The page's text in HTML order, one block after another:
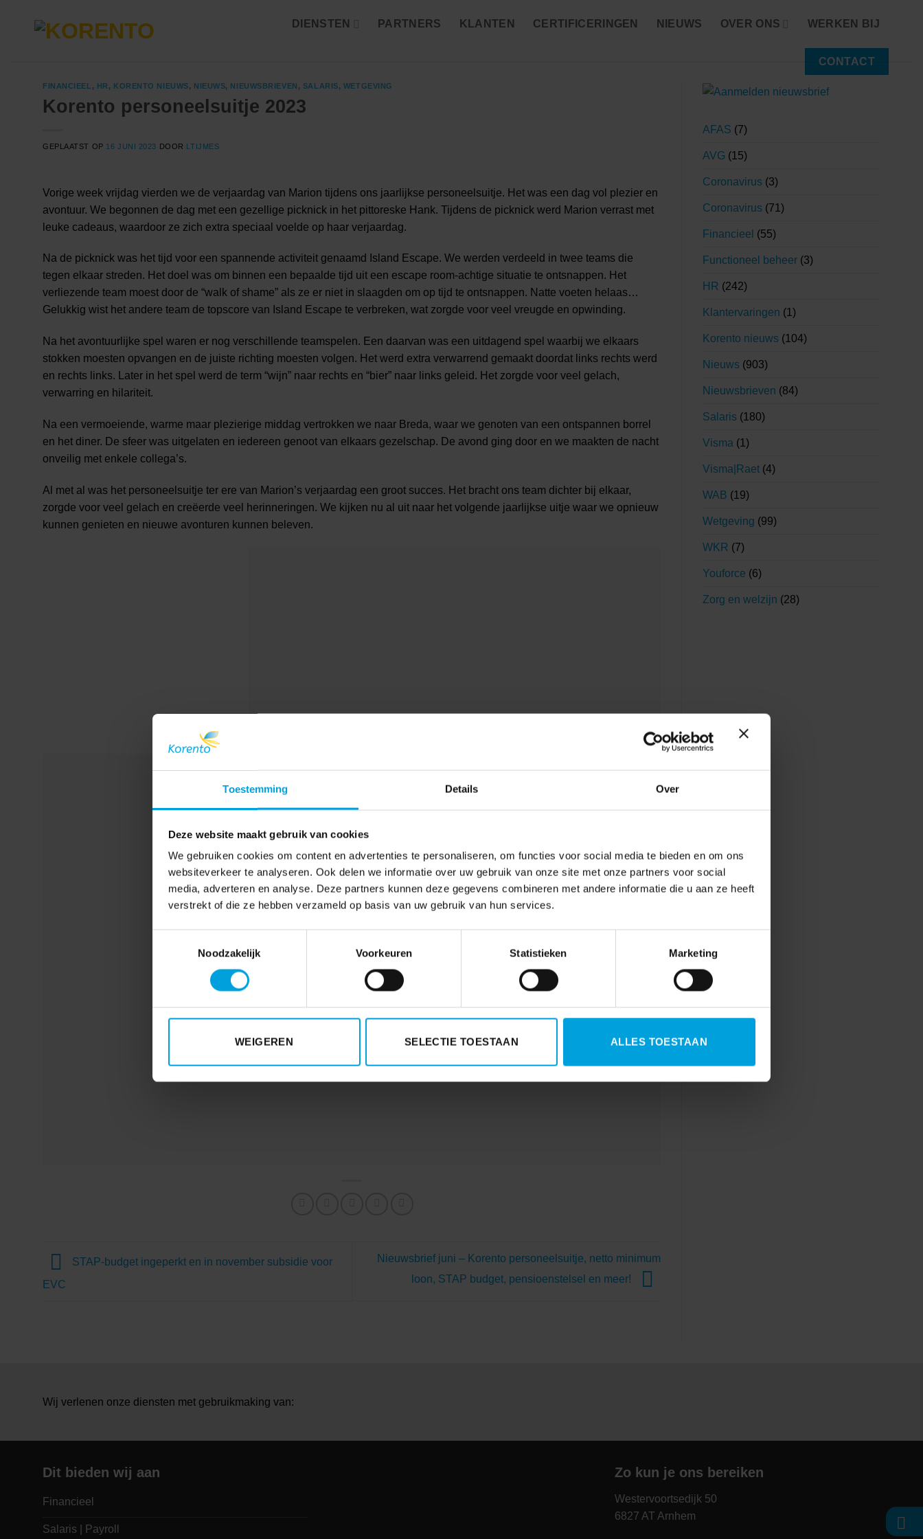
Toestemming Details Over
Deze website maakt gebruik van cookies
We gebruiken cookies om content en advertenties te personaliseren, om functies voor social media te bieden en om ons
websiteverkeer te analyseren. Ook delen we informatie over uw gebruik van onze site met onze partners voor social
media, adverteren en analyse. Deze partners kunnen deze gegevens combineren met andere informatie die u aan ze heeft
verstrekt of die ze hebben verzameld op basis van uw gebruik van hun services.
Noodzakelijk
Voorkeuren Statistieken Marketing
WEIGEREN SELECTIE TOESTAAN ALLES TOESTAAN
DIENSTEN PARTNERS KLANTEN CERTIFICERINGEN NIEUWS OVER ONS WERKEN BIJ
CONTACT
FINANCIEEL , HR , KORENTO NIEUWS, NIEUWS, NIEUWSBRIEVEN , SALARIS, WETGEVING
Korento personeelsuitje 2023
GEPLAATST OP 16 JUNI 2023 DOOR LTIJMES
Vorige week vrijdag vierden we de verjaardag van Marion tijdens ons jaarlijkse personeelsuitje. Het was een dag vol plezier en
avontuur. We begonnen de dag met een gezellige picknick in het pittoreske Hank. Tijdens de picknick werd Marion verrast met
leuke cadeaus, waardoor ze zich extra speciaal voelde op haar verjaardag.
Na de picknick was het tijd voor een spannende activiteit genaamd Island Escape. We werden verdeeld in twee teams die
tegen elkaar streden. Het doel was om binnen een bepaalde tijd uit een escape room-achtige situatie te ontsnappen. Het
verliezende team moest door de “walk of shame” als ze er niet in slaagden om op tijd te ontsnappen. Natte voeten helaas…
Gelukkig wist het andere team de topscore van Island Escape te verbreken, wat zorgde voor veel vreugde en opwinding.
Na het avontuurlijke spel waren er nog verschillende teamspelen. Een daarvan was een uitdagend spel waarbij we elkaars
stokken moesten opvangen en de juiste richting moesten volgen. Het werd extra verwarrend gemaakt doordat links rechts werd
en rechts links. Later in het spel werd de term “wijn” naar rechts en “bier” naar links geleid. Het zorgde voor veel gelach,
verwarring en hilariteit.
Na een vermoeiende, warme maar plezierige middag vertrokken we naar Breda, waar we genoten van een ontspannen borrel
en het diner. De sfeer was uitgelaten en iedereen genoot van elkaars gezelschap. De avond ging door en we maakten de nacht
onveilig met enkele collega’s.
Al met al was het personeelsuitje ter ere van Marion’s verjaardag een groot succes. Het bracht ons team dichter bij elkaar,
zorgde voor veel gelach en creëerde veel herinneringen. We kijken nu al uit naar het volgende jaarlijkse uitje waar we opnieuw
kunnen genieten en nieuwe avonturen kunnen beleven.
STAP-budget ingeperkt en in november subsidie voor
EVC
Nieuwsbrief juni – Korento personeelsuitje, netto minimum
loon, STAP budget, pensioenstelsel en meer!
AFAS (7)
AVG (15)
Coronavirus (3)
Coronavirus (71)
Financieel (55)
Functioneel beheer (3)
HR (242)
Klantervaringen (1)
Korento nieuws (104)
Nieuws (903)
Nieuwsbrieven (84)
Salaris (180)
Visma (1)
Visma|Raet (4)
WAB (19)
Wetgeving (99)
WKR (7)
Youforce (6)
Zorg en welzijn (28)
Wij verlenen onze diensten met gebruikmaking van:
Dit bieden wij aan
Financieel
Salaris | Payroll
Zo kun je ons bereiken
Westervoortsedijk 50
6827 AT Arnhem